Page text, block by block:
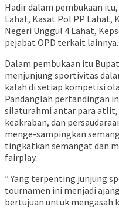
Hadir dalam pembukaan
Lahat, Kasat Pol PP Lahat,
Negeri Unggul 4 Lahat,
pejabat OPD terkait lainnya.
Dalam pembukaan itu
menjunjung sportivitas
kalah di setiap kompetisi
Pandanglah pertandingan
silaturahmi antar para atlit,
keakraban, dan
menge-sampingkan
tingkatkan semangat dan
fairplay.
” Yang terpenting junjung
tournamen ini menjadi
bertujuan untuk mengasah